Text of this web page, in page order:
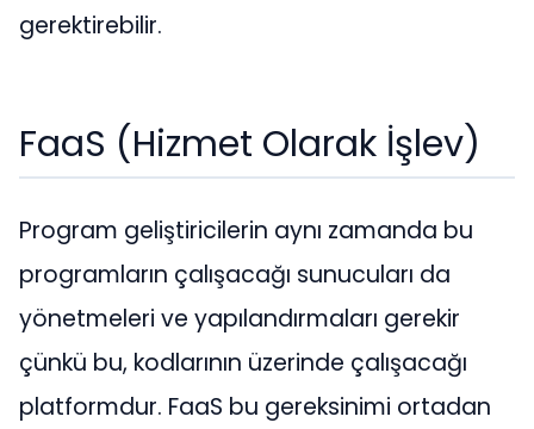
gerektirebilir.
FaaS (Hizmet Olarak İşlev)
Program geliştiricilerin aynı zamanda bu
programların çalışacağı sunucuları da
yönetmeleri ve yapılandırmaları gerekir
çünkü bu, kodlarının üzerinde çalışacağı
platformdur. FaaS bu gereksinimi ortadan